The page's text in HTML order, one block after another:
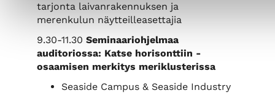
tarjonta laivanrakennuksen ja
merenkulun näytteilleasettajia
9.30-11.30 Seminaariohjelmaa
auditoriossa: Katse horisonttiin -
osaamisen merkitys meriklusterissa
Seaside Campus & Seaside Industry